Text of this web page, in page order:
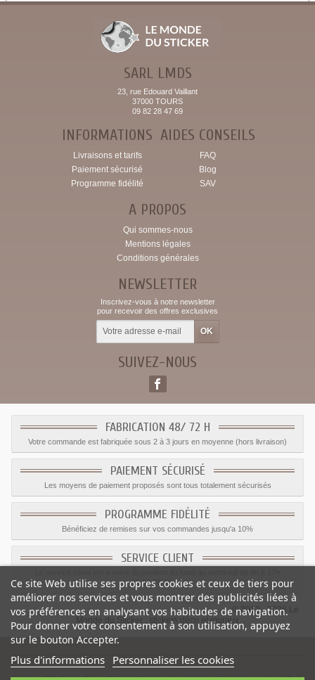
SARL LMDS
23, rue Edouard Vaillant
37000 TOURS
09 82 28 47 69
INFORMATIONS
Livraisons et tarifs
Paiement sécurisé
Programme fidélité
AIDES CONSEILS
FAQ
Blog
SAV
A PROPOS
Qui sommes-nous
Mentions légales
Conditions générales
NEWSLETTER
Inscrivez-vous à notre newsletter
pour recevoir des offres exclusives
SUIVEZ-NOUS
FABRICATION 48/ 72 H
Votre commande est fabriquée sous 2 à 3 jours en moyenne (hors livraison)
PAIEMENT SÉCURISÉ
Les moyens de paiement proposés sont tous totalement sécurisés
PROGRAMME FIDÉLITÉ
Bénéficiez de remises sur vos commandes jusqu'a 10%
SERVICE CLIENT
09.82.28.47.69.
© 2012 - 2026 Le
Monde du Sticker :
stickers déco et muraux
Ce site Web utilise ses propres cookies et ceux de tiers pour
améliorer nos services et vous montrer des publicités liées à
vos préférences en analysant vos habitudes de navigation.
Pour donner votre consentement à son utilisation, appuyez
sur le bouton Accepter.
Plus d'informations Personnaliser les cookies